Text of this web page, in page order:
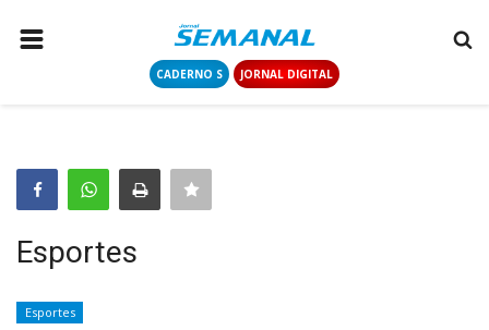
CADERNO S JORNAL DIGITAL
COLUNISTAS
CONTATO
LOGIN
CADASTRAR
Esportes
Esportes